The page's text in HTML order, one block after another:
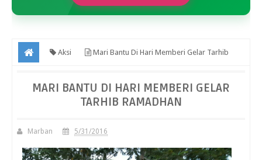
Aksi Mari Bantu Di Hari Memberi Gelar Tarhib
MARI BANTU DI HARI MEMBERI GELAR
TARHIB RAMADHAN
Marban 5/31/2016